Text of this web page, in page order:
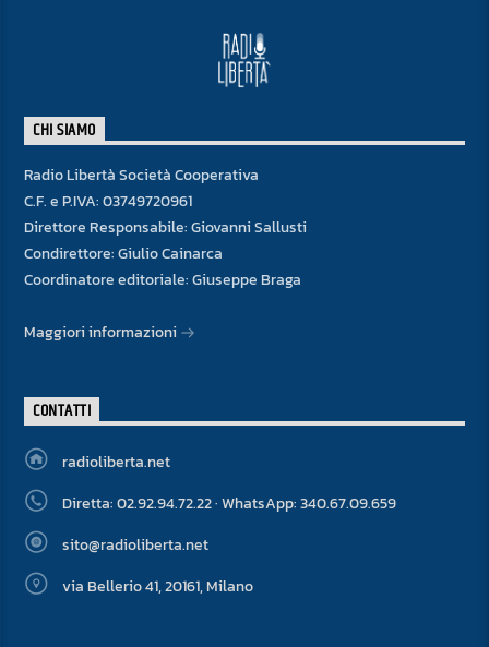
CHI SIAMO
Radio Libertà Società Cooperativa
C.F. e P.IVA: 03749720961
Direttore Responsabile: Giovanni Sallusti
Condirettore: Giulio Cainarca
Coordinatore editoriale: Giuseppe Braga
Maggiori informazioni
CONTATTI
radioliberta.net
Diretta: 02.92.94.72.22 · WhatsApp: 340.67.09.659
sito@radioliberta.net
via Bellerio 41, 20161, Milano